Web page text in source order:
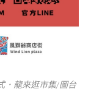
．龍來逛市集/圖台